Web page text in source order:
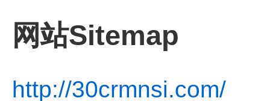
网站Sitemap
http://30crmnsi.com/